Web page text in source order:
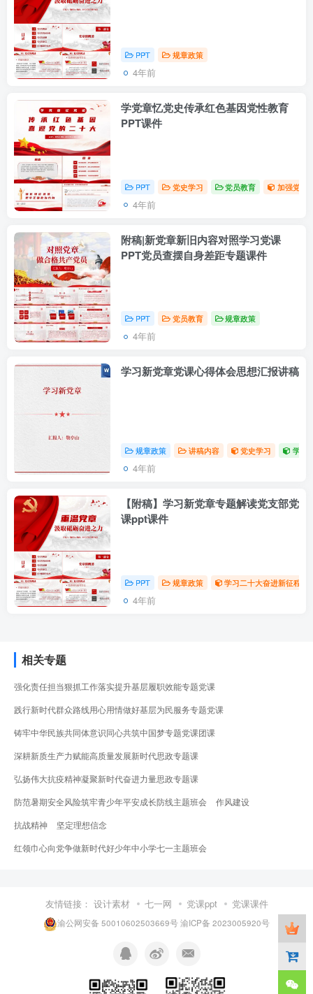
PPT 规章政策
4年前
学党章忆党史传承红色基因党性教育
PPT课件
PPT 党史学习 党员教育 加强党性
4年前
附稿|新党章新旧内容对照学习党课
PPT党员查摆自身差距专题课件
PPT 党员教育 规章政策
4年前
学习新党章党课心得体会思想汇报讲稿
规章政策 讲稿内容 党史学习 学习
4年前
【附稿】学习新党章专题解读党支部党
课ppt课件
PPT 规章政策 学习二十大奋进新征程永
4年前
相关专题
强化责任担当狠抓工作落实提升基层履职效能专题党课
践行新时代群众路线用心用情做好基层为民服务专题党课
铸牢中华民族共同体意识同心共筑中国梦专题党课团课
深耕新质生产力赋能高质量发展新时代思政专题课
弘扬伟大抗疫精神凝聚新时代奋进力量思政专题课
防范暑期安全风险筑牢青少年平安成长防线主题班会
作风建设
抗战精神
坚定理想信念
红领巾心向党争做新时代好少年中小学七一主题班会
友情链接： 设计素材 七一网 党课ppt 党课课件
渝公网安备 50010602503669号渝ICP备 2023005920号